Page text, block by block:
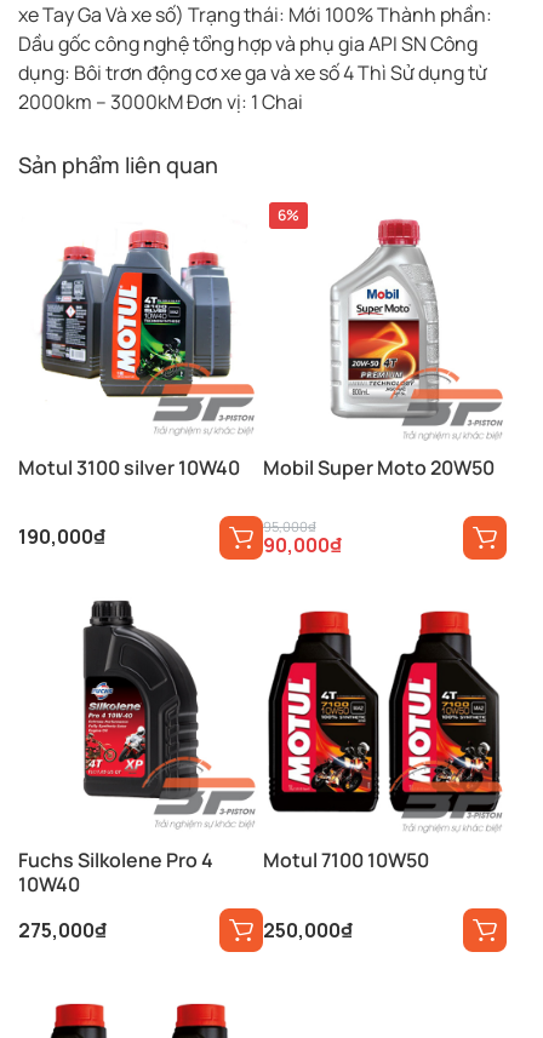
xe Tay Ga Và xe số) Trạng thái: Mới 100% Thành phần:
Dầu gốc công nghệ tổng hợp và phụ gia API SN Công
dụng: Bôi trơn động cơ xe ga và xe số 4 Thì Sử dụng từ
2000km – 3000kM Đơn vị: 1 Chai
Sản phẩm liên quan
Motul 3100 silver 10W40
190,000₫
6%
Mobil Super Moto 20W50
95,000₫
Giá
gốc
90,000₫
Giá
hiện
90,000₫.
Fuchs Silkolene Pro 4
10W40
275,000₫
Motul 7100 10W50
250,000₫